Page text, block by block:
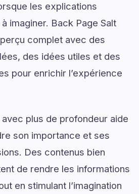
les explications
imaginer. Back Page Salt
complet avec des
des idées utiles et des
pour enrichir l’expérience
plus de profondeur aide
son importance et ses
Des contenus bien
de rendre les informations
en stimulant l’imagination